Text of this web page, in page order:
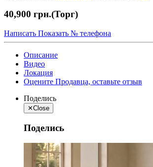
40,900 грн.(Торг)
Написать Показать № телефона
Описание
Видео
Локация
Оцените Продавца, оставьте отзыв
Поделись
✕Close
Поделись